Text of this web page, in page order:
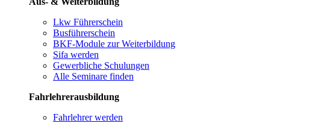
Lkw Führerschein
Busführerschein
BKF-Module zur Weiterbildung
Sifa werden
Gewerbliche Schulungen
Alle Seminare finden
Fahrlehrerausbildung
Fahrlehrer werden